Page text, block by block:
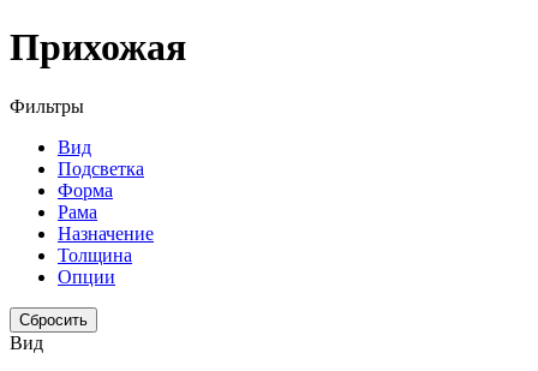
Прихожая
Фильтры
Вид
Подсветка
Форма
Рама
Назначение
Толщина
Опции
Сбросить
Вид